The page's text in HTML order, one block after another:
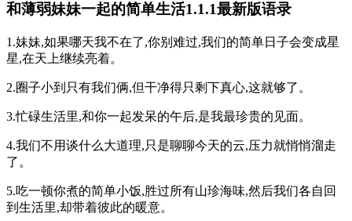
和薄弱妹妹一起的简单生活1.1.1最新版语录
1.妹妹,如果哪天我不在了,你别难过,我们的简单日子会变成星
星,在天上继续亮着。
2.圈子小到只有我们俩,但干净得只剩下真心,这就够了。
3.忙碌生活里,和你一起发呆的午后,是我最珍贵的见面。
4.我们不用谈什么大道理,只是聊聊今天的云,压力就悄悄溜走
了。
5.吃一顿你煮的简单小饭,胜过所有山珍海味,然后我们各自回
到生活里,却带着彼此的暖意。